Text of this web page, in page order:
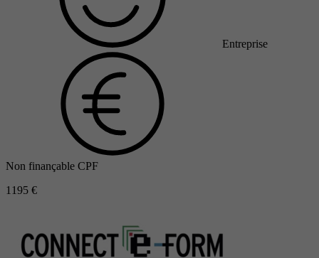
Entreprise
Non finançable CPF
1195 €